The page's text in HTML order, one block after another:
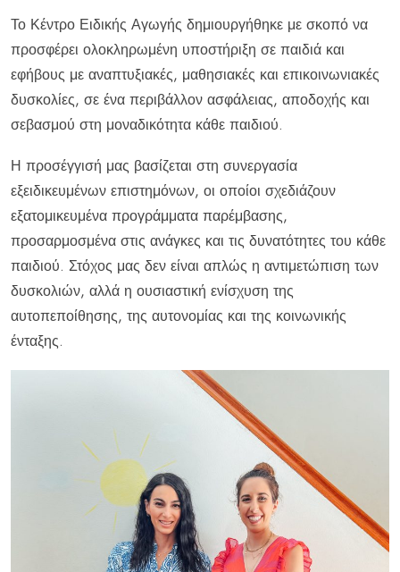
Το Κέντρο Ειδικής Αγωγής δημιουργήθηκε με σκοπό να
προσφέρει ολοκληρωμένη υποστήριξη σε παιδιά και
εφήβους με αναπτυξιακές, μαθησιακές και επικοινωνιακές
δυσκολίες, σε ένα περιβάλλον ασφάλειας, αποδοχής και
σεβασμού στη μοναδικότητα κάθε παιδιού.
Η προσέγγισή μας βασίζεται στη συνεργασία
εξειδικευμένων επιστημόνων, οι οποίοι σχεδιάζουν
εξατομικευμένα προγράμματα παρέμβασης,
προσαρμοσμένα στις ανάγκες και τις δυνατότητες του κάθε
παιδιού. Στόχος μας δεν είναι απλώς η αντιμετώπιση των
δυσκολιών, αλλά η ουσιαστική ενίσχυση της
αυτοπεποίθησης, της αυτονομίας και της κοινωνικής
ένταξης.